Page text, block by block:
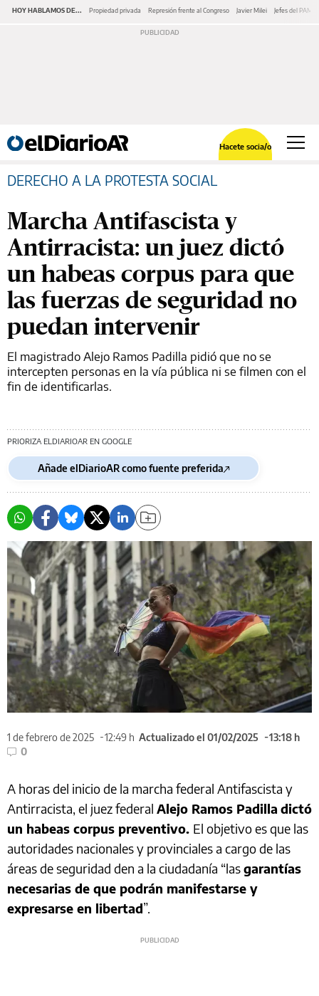
HOY HABLAMOS DE... Propiedad privada Represión frente al Congreso Javier Milei Jefes del PAMI
Hacete socia/o
DERECHO A LA PROTESTA SOCIAL
Marcha Antifascista y
Antirracista: un juez dictó
un habeas corpus para que
las fuerzas de seguridad no
puedan intervenir
El magistrado Alejo Ramos Padilla pidió que no se
intercepten personas en la vía pública ni se filmen con el
fin de identificarlas.
PRIORIZA ELDIARIOAR EN GOOGLE
Añade elDiarioAR como fuente preferida
1 de febrero de 2025 12:49 h Actualizado el 01/02/2025
13:18 h
0
A horas del inicio de la marcha federal Antifascista y
Antirracista, el juez federal Alejo Ramos Padilla dictó
un habeas corpus preventivo. El objetivo es que las
autoridades nacionales y provinciales a cargo de las
áreas de seguridad den a la ciudadanía “lasgarantías
necesarias de que podrán manifestarse y
expresarse en libertad”.